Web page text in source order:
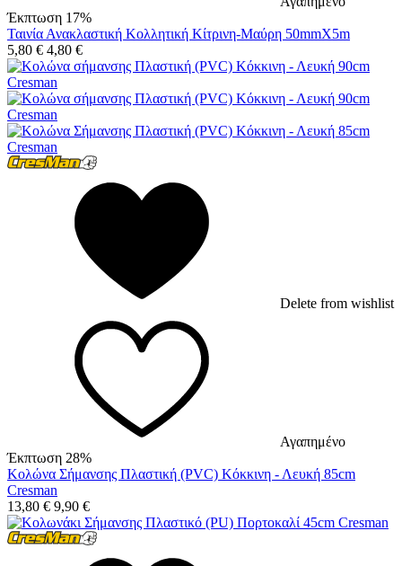
Έκπτωση 17%
Ταινία Ανακλαστική Κολλητική Κίτρινη-Μαύρη 50mmX5m
5,80 € 4,80 €
Delete from wishlist
Αγαπημένο
Έκπτωση 28%
Κολώνα Σήμανσης Πλαστική (PVC) Κόκκινη - Λευκή 85cm
Cresman
13,80 € 9,90 €